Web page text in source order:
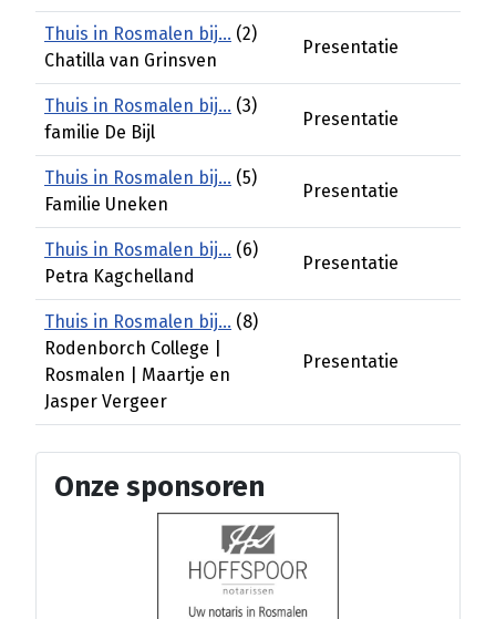
Thuis in Rosmalen bij... (2)
Chatilla van Grinsven
Presentatie
Thuis in Rosmalen bij... (3)
familie De Bijl
Presentatie
Thuis in Rosmalen bij... (5)
Familie Uneken
Presentatie
Thuis in Rosmalen bij... (6)
Petra Kagchelland
Presentatie
Thuis in Rosmalen bij... (8)
Rodenborch College |
Rosmalen | Maartje en
Jasper Vergeer
Presentatie
Onze sponsoren